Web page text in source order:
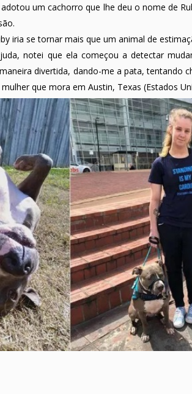
um cachorro que lhe deu o nome de
iria se tornar mais que um animal de
notei que ela começou a detectar
divertida, dando-me a pata, tentando
que mora em Austin, Texas (Estados